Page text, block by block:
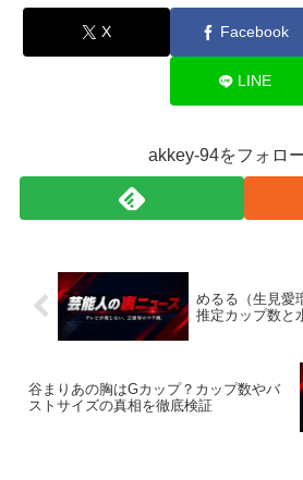
X Facebook
LINE
akkey-94をフォロ
めるる（生見愛
推定カップ数と
谷まりあの胸はGカップ？カップ数やバ
ストサイズの真相を徹底検証